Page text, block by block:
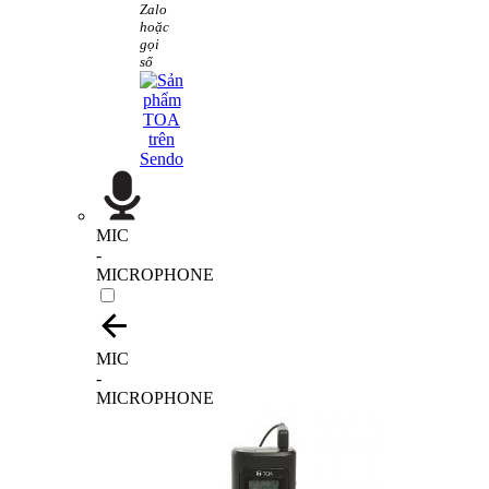
Zalo
hoặc
gọi
số
MIC
-
MICROPHONE
MIC
-
MICROPHONE